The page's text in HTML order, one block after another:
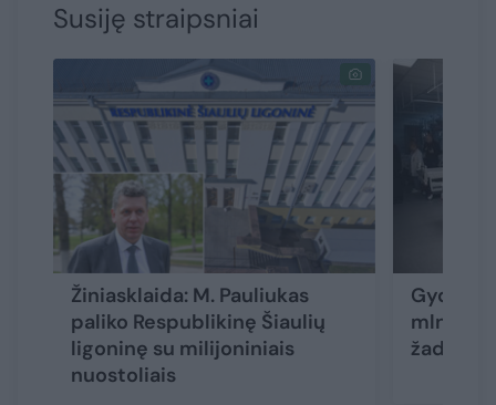
Susiję straipsniai
Žiniasklaida: M. Pauliukas
paliko Respublikinę Šiaulių
ligoninę su milijoniniais
nuostoliais
mln.
žada –